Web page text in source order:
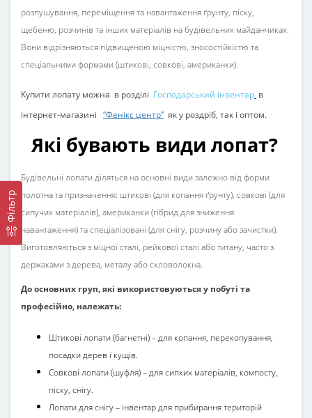
Фільтр
розпушування, переміщення та навантаження ґрунту, піску,
щебеню, розчинів та інших матеріалів на будівельних майданчиках.
Вони відрізняються підвищеною міцністю, зносостійкістю та
спеціальними формами (штикові, совкові, американки).
Купити лопату можна в розділі Господарський інвентар в
інтернет-магазині “Фенікс центр” як у роздріб, так і оптом.
Які бувають види лопат?
Будівельні лопати діляться на основні види залежно від форми
полотна та призначення: штикові (для копання ґрунту), совкові (для
сипучих матеріалів), американки (гібрид для зниження
навантаження) та спеціалізовані (для снігу, розчину або зачистки).
Виготовляються з міцної сталі, рейкової сталі або титану, часто з
держаками з дерева, металу або скловолокна.
До основних груп, які використовуються у побуті та
професійно, належать:
Штикові лопати (багнетні) – для копання, перекопування,
посадки дерев і кущів.
Совкові лопати (шуфля) – для сипких матеріалів, компосту,
піску, снігу.
Лопати для снігу – інвентар для прибирання територій